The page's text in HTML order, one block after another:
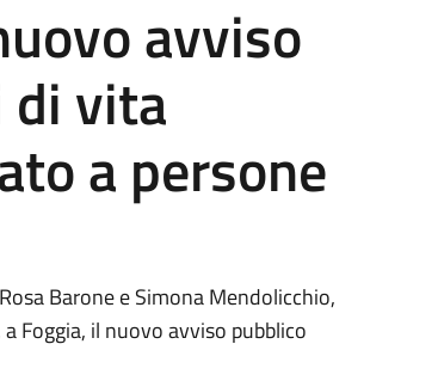
avviso
di vita
a persone
Barone e Simona Mendolicchio,
Foggia, il nuovo avviso pubblico